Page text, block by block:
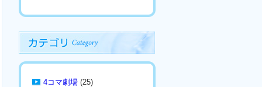
4コマ劇場 (25)